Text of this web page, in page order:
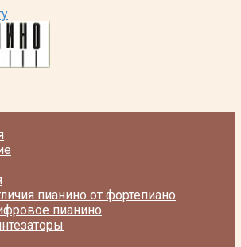
пианино от фортепиано
пианино